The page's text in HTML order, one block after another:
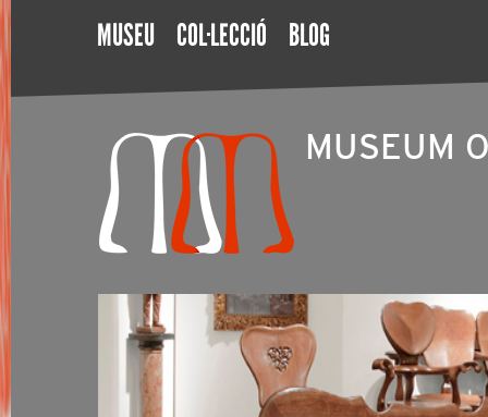
MUSEU COL·LECCIÓ BLOG
MUSEUM